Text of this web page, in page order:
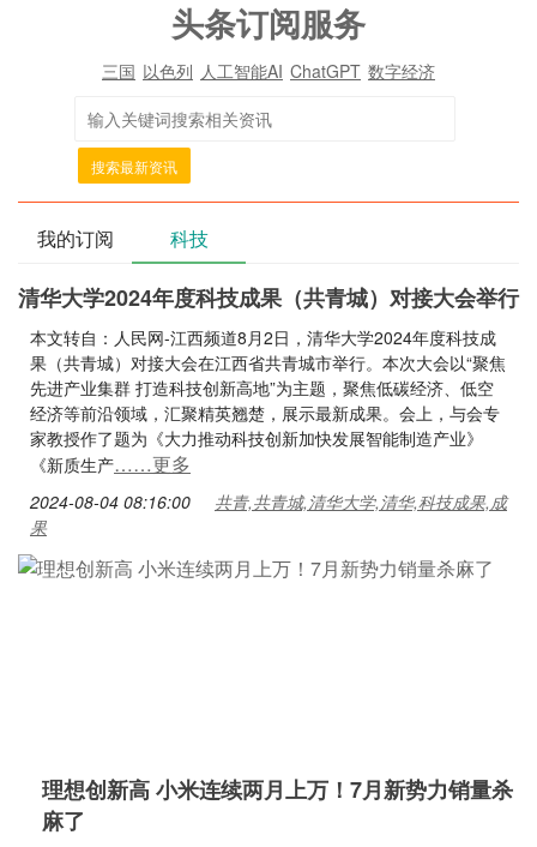
头条订阅服务
三国 以色列 人工智能AI ChatGPT 数字经济
搜索最新资讯
我的订阅 科技
清华大学2024年度科技成果（共青城）对接大会举行
本文转自：人民网-江西频道8月2日，清华大学2024年度科技成
果（共青城）对接大会在江西省共青城市举行。本次大会以“聚焦
先进产业集群 打造科技创新高地”为主题，聚焦低碳经济、低空
经济等前沿领域，汇聚精英翘楚，展示最新成果。会上，与会专
家教授作了题为《大力推动科技创新加快发展智能制造产业》
《新质生产……更多
2024-08-04 08:16:00
共青,共青城,清华大学,清华,科技成果,成
果
理想创新高 小米连续两月上万！7月新势力销量杀
麻了